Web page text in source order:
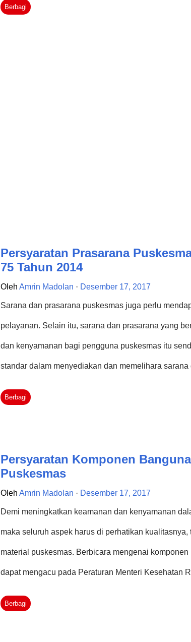
masing tenaga fungsional khusus memiliki nilai
Berbagi
Persyaratan Prasarana
75 Tahun 2014
Oleh Amrin Madolan Desember 17, 2017
Sarana dan prasarana puskesmas juga perlu
pelayanan. Selain itu, sarana dan prasarana yang
dan kenyamanan bagi pengguna puskesmas itu
standar dalam menyediakan dan memelihara sarana
Menteri Kesehatan RI Nomor 75 Tahun 2014
mensuplai udara segar ke dalam bangunan gedung
berlebih dan membantu mendapatkan kenyamanan
Puskesmas, dapat berupa ventilasi alami dan/atau...
Berbagi
Persyaratan Komponen
Puskesmas
Oleh Amrin Madolan Desember 17, 2017
Demi meningkatkan keamanan dan kenyamanan
maka seluruh aspek harus di perhatikan
material puskesmas. Berbicara mengenai
dapat mengacu pada Peraturan Menteri Kesehatan
tentang puskesmas termasuk komponen bangunan
Berbagi